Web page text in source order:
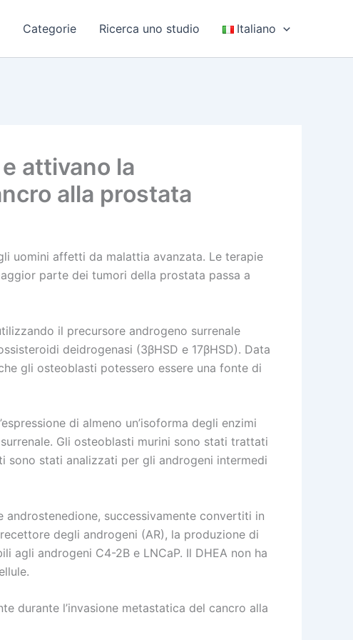
Categorie Ricerca uno studio Italiano
attivano la
alla prostata
uomini affetti da malattia avanzata. Le terapie
parte dei tumori della prostata passa a
il precursore androgeno surrenale
deidrogenasi (3βHSD e 17βHSD). Data
gli osteoblasti potessero essere una fonte di
di almeno un’isoforma degli enzimi
Gli osteoblasti murini sono stati trattati
sono stati analizzati per gli androgeni intermedi
successivamente convertiti in
degli androgeni (AR), la produzione di
agli androgeni C4-2B e LNCaP. Il DHEA non ha
durante l’invasione metastatica del cancro alla